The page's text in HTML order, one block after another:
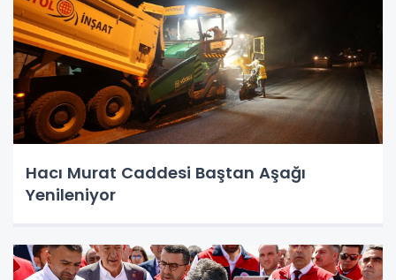
Hacı Murat Caddesi Baştan Aşağı
Yenileniyor